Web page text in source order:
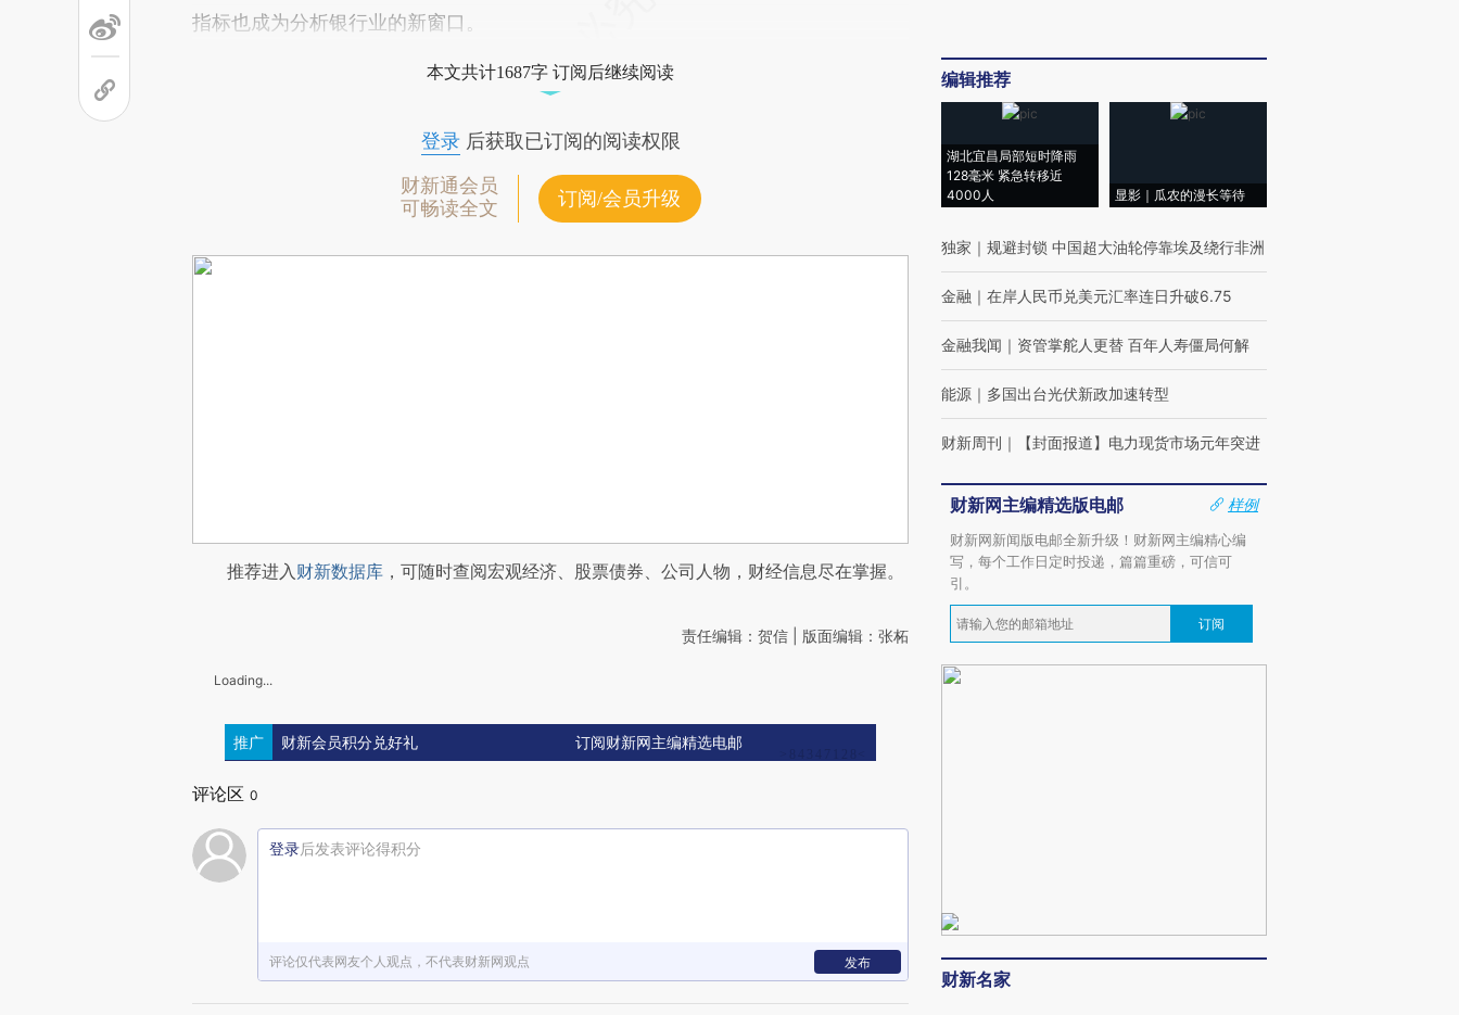
指标也成为分析银行业的新窗口。
本文共计1687字 订阅后继续阅读
登录后获取已订阅的阅读权限
财新通会员
可畅读全文
订阅/会员升级
推荐进入财新数据库 ，可随时查阅宏观经济、股票债券、公司人物，财经信息尽在掌握。
责任编辑：贺信 | 版面编辑：张柘
Loading...
推广 财新会员积分兑好礼 订阅财新网主编精选电邮
评论区 0
登录后发表评论得积分
评论仅代表网友个人观点，不代表财新网观点 发布
编辑推荐
湖北宜昌局部短时降雨
128毫米 紧急转移近
4000人
显影｜瓜农的漫长等待
独家 ｜ 规避封锁 中国超大油轮停靠埃及绕行非洲
金融 ｜ 在岸人民币兑美元汇率连日升破6.75
金融我闻 ｜ 资管掌舵人更替 百年人寿僵局何解
能源 ｜ 多国出台光伏新政加速转型
财新周刊 ｜ 【封面报道】电力现货市场元年突进
财新网主编精选版电邮
样例
财新网新闻版电邮全新升级！财新网主编精心编
写，每个工作日定时投递，篇篇重磅，可信可
引。
订阅
财新名家